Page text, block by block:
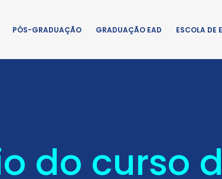
PÓS-GRADUAÇÃO GRADUAÇÃO EAD ESCOLA DE
do curso